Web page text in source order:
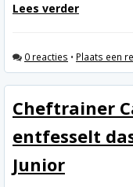
Lees verder
0 reacties • Plaats een
Cheftrainer
entfesselt
Junior